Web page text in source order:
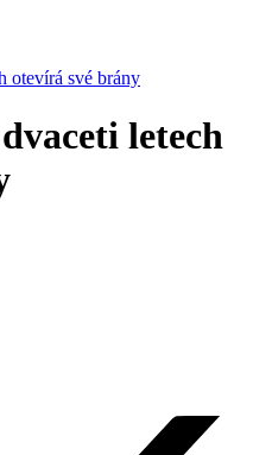
otevírá své brány
letech